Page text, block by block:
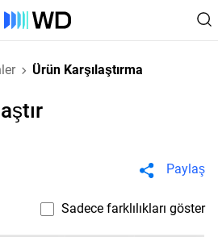
Ürün Karşılaştırma
Paylaş
Sadece farklılıkları göster